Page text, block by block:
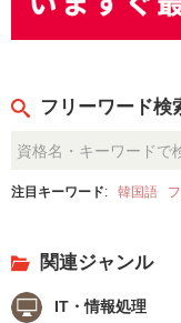
フリーワード検
注目キーワード: 韓国語
関連ジャンル
IT・情報処理